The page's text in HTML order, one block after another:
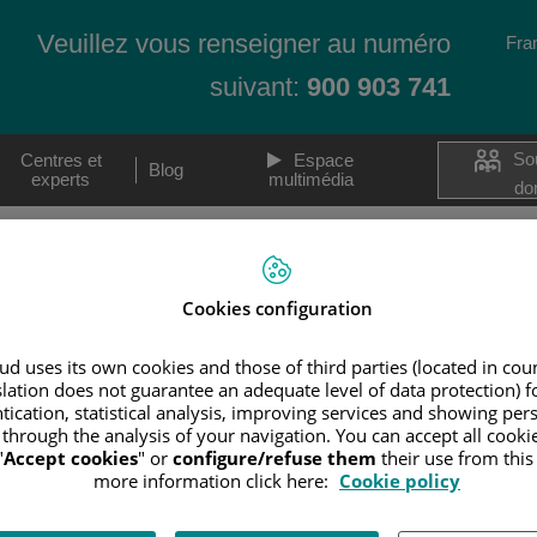
Veuillez vous renseigner au numéro
suivant: 900 903 741
La préservation de la fertilité
La vitrification d’ovocytes et d’embryons
Le diagnostic génétique pré-implantation
(DGP)
Le système Time-lapse
Centres et
experts
Blog
Espace
multimédia
grossesse
de reproduction assistée permettent
moyennant un embryon fécondé par
une
serons
Cookies configuration
uses its own cookies and those of third parties (located in
does not guarantee an adequate level of data protection)
statistical analysis, improving services and showing
the analysis of your navigation. You can accept all
Accept cookies" or configure/refuse them their use from this
more information click here: Cookie policy